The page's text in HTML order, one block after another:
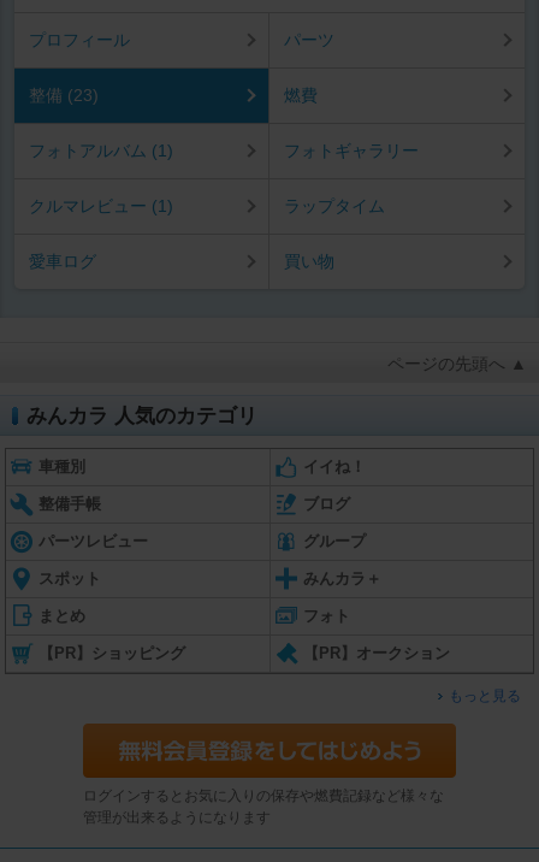
プロフィール パーツ
整備 (23) 燃費
フォトアルバム (1) フォトギャラリー
クルマレビュー (1) ラップタイム
愛車ログ 買い物
ページの先頭へ ▲
みんカラ 人気のカテゴリ
車種別 イイね！
整備手帳 ブログ
パーツレビュー グループ
スポット みんカラ＋
まとめ フォト
【PR】ショッピング 【PR】オークション
もっと見る
ログインするとお気に入りの保存や燃費記録など様々な
管理が出来るようになります